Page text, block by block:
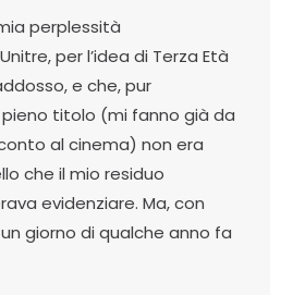
perplessità
per l’idea di Terza Età
e che, pur
titolo (mi fanno già da
al cinema) non era
che il mio residuo
evidenziare. Ma, con
giorno di qualche anno fa